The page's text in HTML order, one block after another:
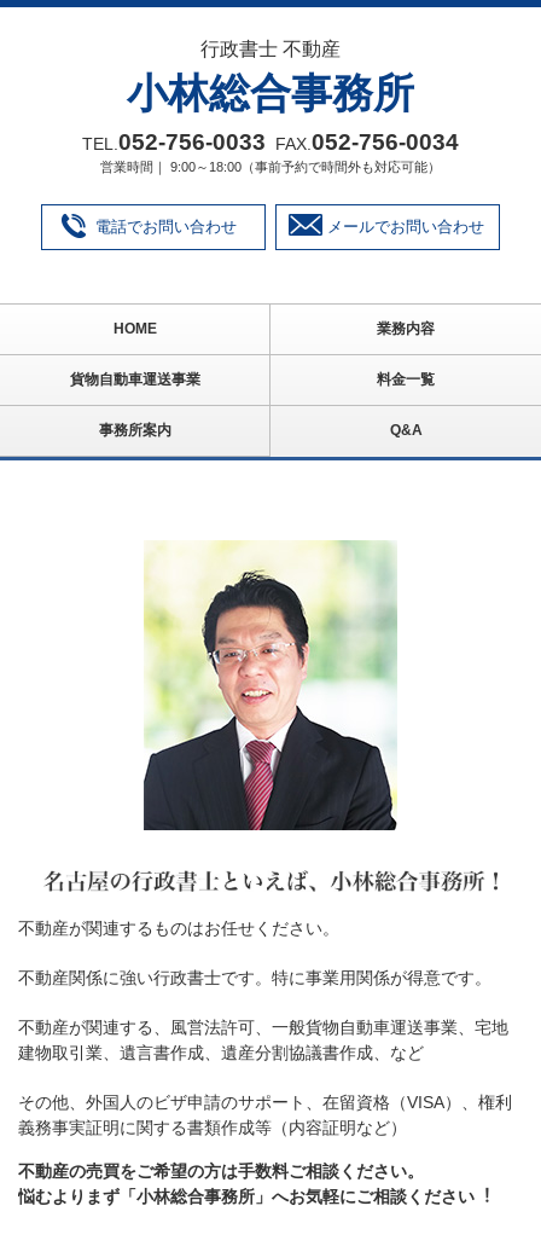
行政書士 不動産
小林総合事務所
TEL. 052‐756‐0033 FAX. 052‐756‐0034
営業時間｜ 9:00～18:00（事前予約で時間外も対応可能）
電話でお問い合わせ メールでお問い合わせ
HOME 業務内容
貨物自動車運送事業 料金一覧
事務所案内 Q&A
不動産が関連するものはお任せください。
不動産関係に強い行政書士です。特に事業用関係が得意です。
不動産が関連する、風営法許可、一般貨物自動車運送事業、宅地
建物取引業、遺言書作成、遺産分割協議書作成、など
その他、外国人のビザ申請のサポート、在留資格（VISA）、権利
義務事実証明に関する書類作成等（内容証明など）
不動産の売買をご希望の方は手数料ご相談ください。
悩むよりまず「小林総合事務所」へお気軽にご相談ください︕